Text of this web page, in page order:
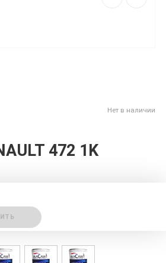
472 1K
Нет в наличии